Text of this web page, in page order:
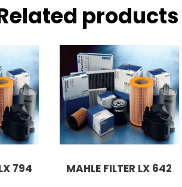
products
MAHLE FILTER LX 642
794